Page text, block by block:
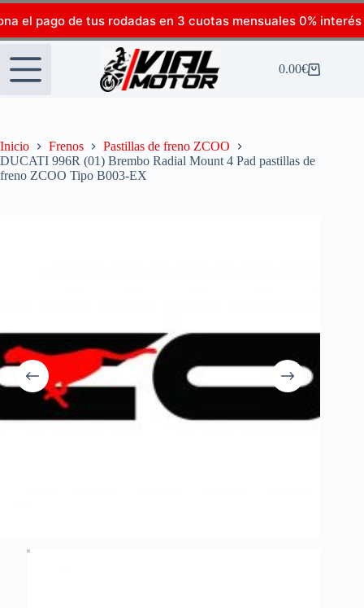
el pago de tus rodadas en 3 cuotas mensuales 0% interés
0.00€
Inicio Frenos
Pastillas de freno ZCOO
DUCATI 996R (01) Brembo Radial Mount 4 Pad pastillas de
freno ZCOO Tipo B003-EX